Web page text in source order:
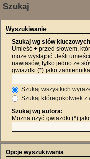
Szukaj
Wyszukiwanie
Szukaj wg słów
Umieść + przed słowem,
może wystąpić. Jeśli
nawiasów, tylko jedno ze
gwiazdki (*) jako
Szukaj wszystkich
Szukaj któregokolwiek z
Szukaj wg autora:
Można użyć gwiazdki (*)
Opcje wyszukiwania